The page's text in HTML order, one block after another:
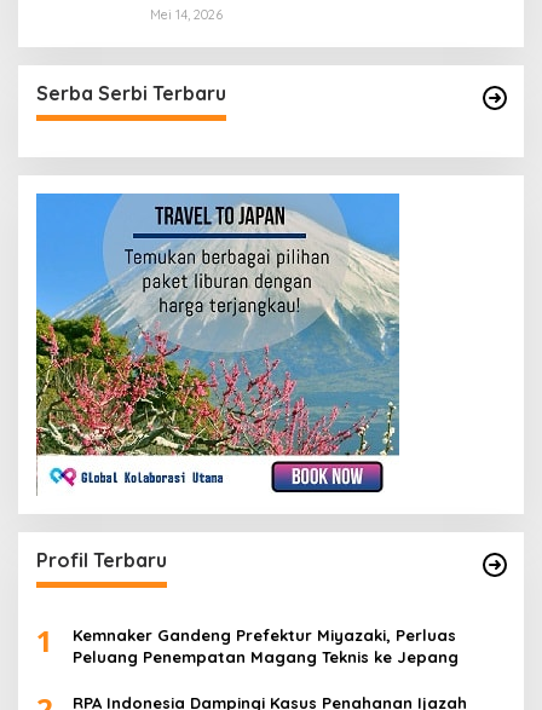
Bangsa
Mei 14, 2026
Serba Serbi Terbaru
Profil Terbaru
1
Kemnaker Gandeng Prefektur Miyazaki, Perluas
Peluang Penempatan Magang Teknis ke Jepang
RPA Indonesia Dampingi Kasus Penahanan Ijazah